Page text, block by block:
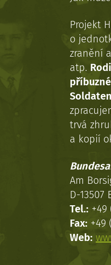
Projekt
o
zranění
atp.
trvá
a kopií
Am
D-13507
Tel.: +49
Fax: +49
Web: